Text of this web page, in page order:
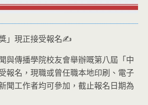
」現正接受報名✍️
與傳播學院校友會舉辦嘅第八屆「中
報名，現職或曾任職本地印刷、電子
聞工作者均可參加，截止報名日期為